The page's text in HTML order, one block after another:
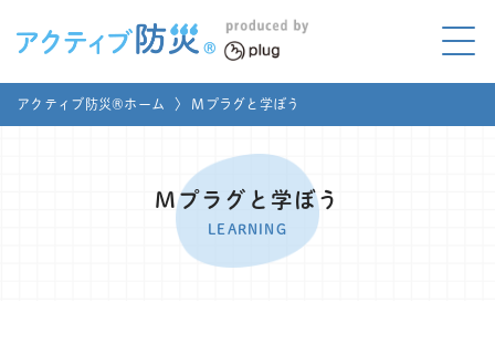
アクティブ防災とは?
家庭でやってみよう
アクティブ防災®ホーム 〉 Mプラグと学ぼう
Mプラグと学ぼう
LEARNING